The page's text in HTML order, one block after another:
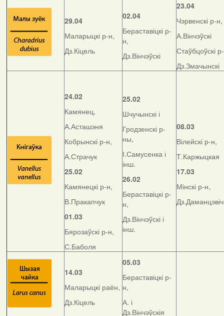
29.04
Маларыцкі р-н,
Дз.Кіцель
02.04
Бераставіцкі р-
н,
Дз.Вінчэўскі
23.04
Чэрвенскі р-н,
А.Вінчэўскі
Стаўбцоўскі
Дз.Змачынскі
24.02
Камянец,
А.Асташэня
Кобрынскі р-н,
А.Страчук
25.02
Камянецкі р-н,
В.Пракапчук
01.03
Бярозаўскі р-н,
С.Баболя
25.02
Шчучынскі і
Гродзенскі р-
ны,
І.Самусенка і
інш.
26.02
Бераставіцкі р-
н,
Дз.Вінчэўскі і
інш.
08.03
Вілейскі р-н,
Т.Каржыцкая
17.03
Мінскі р-н,
Дз.Даманцэвіч
14.03
Маларыцкі раён,
Дз.Кіцель
05.03
Бераставіцкі р-
н,
А. і
Дз.Вінчэўскія